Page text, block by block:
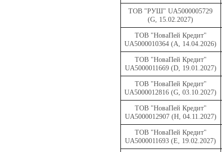
ТОВ "РУШ" UA5000005729
(G, 15.02.2027)
ТОВ "НоваПей Кредит"
UA5000010364 (A, 14.04.2026)
ТОВ "НоваПей Кредит"
UA5000011669 (D, 19.01.2027)
ТОВ "НоваПей Кредит"
UA5000012816 (G, 03.10.2027)
ТОВ "НоваПей Кредит"
UA5000012907 (H, 04.11.2027)
ТОВ "НоваПей Кредит"
UA5000011693 (E, 19.02.2027)